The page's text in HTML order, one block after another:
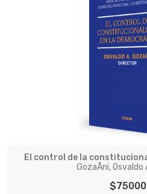
El control de la
GozaÃ­ni, Osvaldo